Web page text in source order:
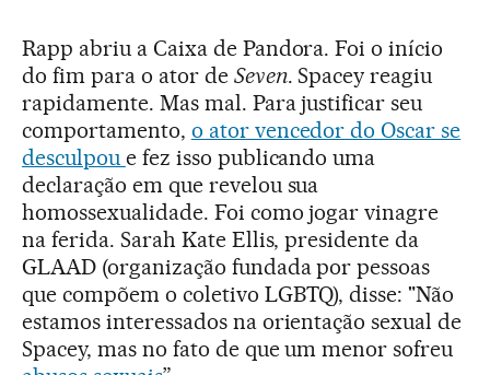
Rapp abriu a Caixa de Pandora. Foi o início
do fim para o ator de Seven. Spacey reagiu
rapidamente. Mas mal. Para justificar seu
comportamento, o ator vencedor do Oscar se
desculpou e fez isso publicando uma
declaração em que revelou sua
homossexualidade. Foi como jogar vinagre
na ferida. Sarah Kate Ellis, presidente da
GLAAD (organização fundada por pessoas
que compõem o coletivo LGBTQ), disse: "Não
estamos interessados na orientação sexual de
Spacey, mas no fato de que um menor sofreu